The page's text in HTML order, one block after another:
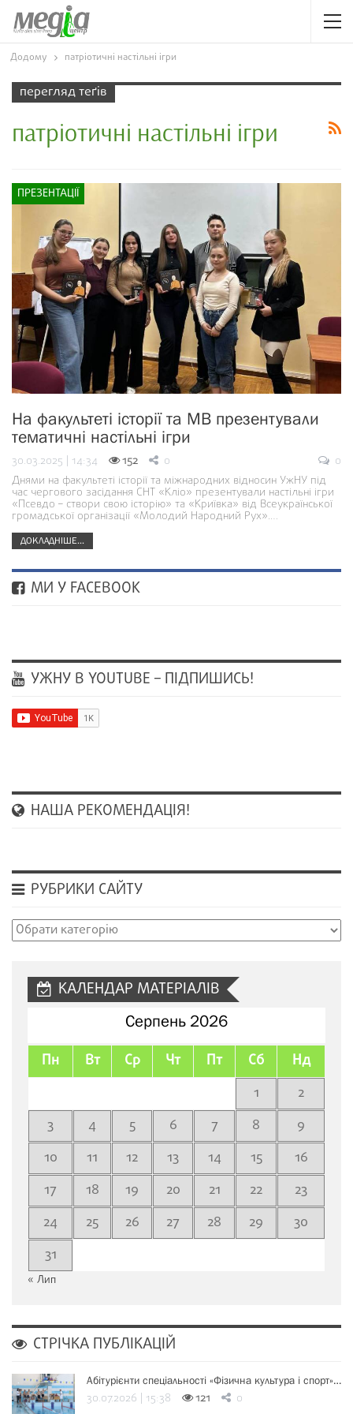
Додому патріотичні настільні ігри
перегляд теґів
патріотичні настільні ігри
ПРЕЗЕНТАЦІЇ
На факультеті історії та МВ презентували
тематичні настільні ігри
30.03.2025 | 14:34 152 0
0
Днями на факультеті історії та міжнародних відносин УжНУ під
час чергового засідання СНТ «Кліо» презентували настільні ігри
«Псевдо – створи свою історію» та «Криївка» від Всеукраїнської
громадської організації «Молодий Народний Рух».…
ДОКЛАДНІШЕ...
МИ У FACEBOOK
УЖНУ В YOUTUBE – ПІДПИШИСЬ!
НАША РЕКОМЕНДАЦІЯ!
РУБРИКИ САЙТУ
Рубрики
КАЛЕНДАР МАТЕРІАЛІВ
Серпень 2026
Пн Вт Ср Чт Пт Сб Нд
1
2
3
4 5 6 7 8
9
10
11 12 13 14 15
16
17
18 19 20 21 22
23
24
25 26 27 28 29
30
31
« Лип
СТРІЧКА ПУБЛІКАЦІЙ
Абітурієнти спеціальності «Фізична культура і спорт»…
30.07.2026 | 15:38 121 0